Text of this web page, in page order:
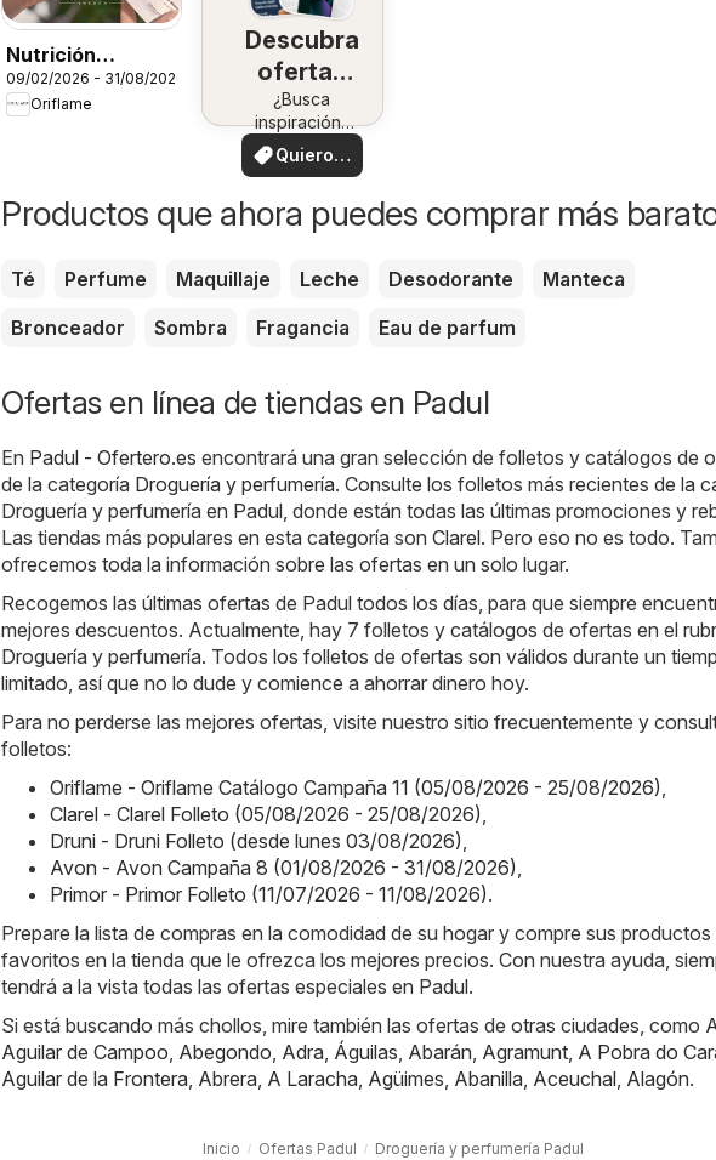
Nutrición
personalizada
09/02/2026 - 31/08/2026
Oriflame
Descubra
ofertas
en su
zona
¿Busca
inspiración?
¡Vea las
ofertas en su
Quiero
ver
Productos que ahora puedes comprar más
Té Perfume Maquillaje Leche Desodorante
Manteca
Bronceador
Sombra Fragancia Eau de parfum
Ofertas en línea de tiendas en Padul
En Padul - Ofertero.es encontrará una gran selección de folletos y catálogos de
de la categoría Droguería y perfumería. Consulte los folletos más recientes de la
Droguería y perfumería en Padul, donde están todas las últimas promociones y
Las tiendas más populares en esta categoría son Clarel. Pero eso no es todo.
ofrecemos toda la información sobre las ofertas en un solo lugar.
Recogemos las últimas ofertas de Padul todos los días, para que siempre
mejores descuentos. Actualmente, hay 7 folletos y catálogos de ofertas en el
Droguería y perfumería. Todos los folletos de ofertas son válidos durante un
limitado, así que no lo dude y comience a ahorrar dinero hoy.
Para no perderse las mejores ofertas, visite nuestro sitio frecuentemente y
folletos:
Oriflame - Oriflame Catálogo Campaña 11 (05/08/2026 - 25/08/2026)
Clarel - Clarel Folleto (05/08/2026 - 25/08/2026)
Druni - Druni Folleto (desde lunes 03/08/2026)
Avon - Avon Campaña 8 (01/08/2026 - 31/08/2026)
Primor - Primor Folleto (11/07/2026 - 11/08/2026).
Prepare la lista de compras en la comodidad de su hogar y compre sus productos
favoritos en la tienda que le ofrezca los mejores precios. Con nuestra ayuda,
tendrá a la vista todas las ofertas especiales en Padul.
Si está buscando más chollos, mire también las ofertas de otras ciudades, como
Aguilar de Campoo Abegondo Adra Águilas Abarán Agramunt A Pobra do
Aguilar de la Frontera Abrera A Laracha Agüimes Abanilla Aceuchal Alagón.
Inicio Ofertas Padul Droguería y perfumería Padul